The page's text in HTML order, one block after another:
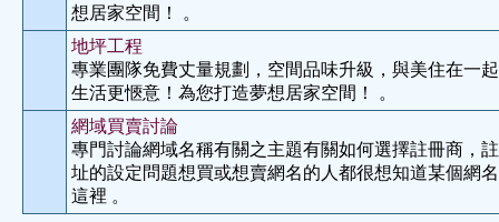
想居家空間！ 。
地坪工程
專業團隊免費丈量規劃，空間品味升級，與美住在一
生活更愜意！為您打造夢想居家空間！ 。
網域買賣討論
專門討論網域名稱有關之主題有關如何選擇註冊商，
址的設定問題想買或想賣網名的人都很想知道某個網
這裡 。